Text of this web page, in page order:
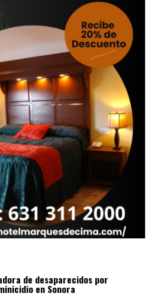
de desaparecidos por
en Sonora